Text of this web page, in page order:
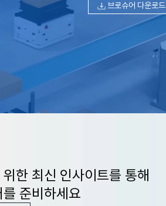
브로슈어 다운로드
한 최신 인사이트를 통해
준비하세요